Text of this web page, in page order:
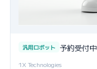
汎用ロボット 予約受付中
1X Technologies